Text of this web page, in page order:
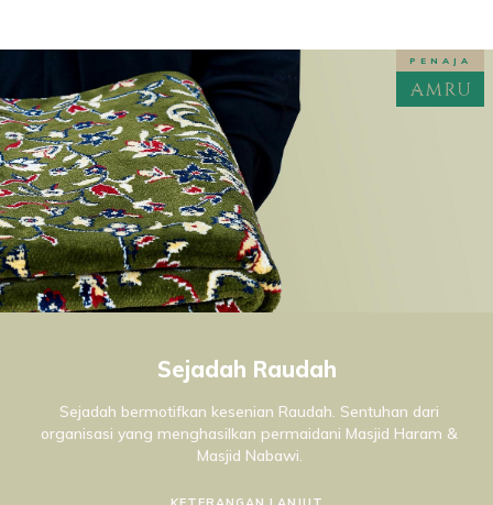
PENAJA
Sejadah Raudah
Sejadah bermotifkan kesenian Raudah. Sentuhan dari
organisasi yang menghasilkan permaidani Masjid Haram &
Masjid Nabawi.